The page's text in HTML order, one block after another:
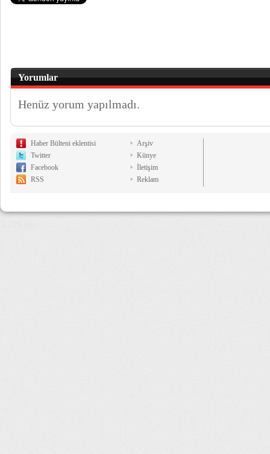
Yorumlar
Henüz yorum yapılmadı.
Haber Bülteni eklentisi
Twitter
Facebook
RSS
Arşiv
Künye
İletişim
Reklam